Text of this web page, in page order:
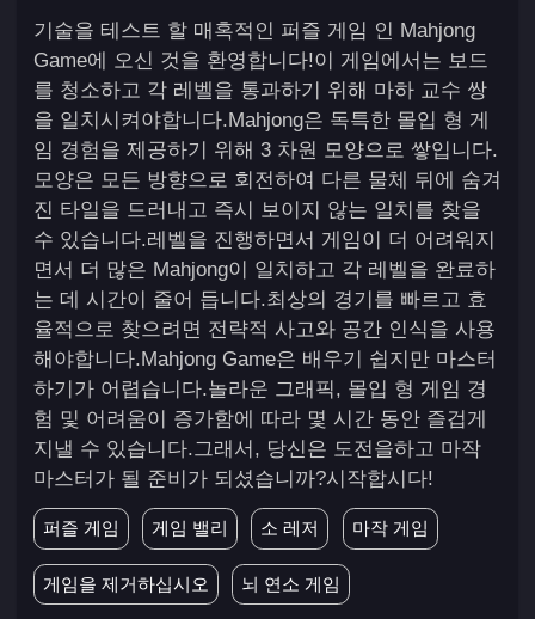
기술을 테스트 할 매혹적인 퍼즐 게임 인 Mahjong
Game에 오신 것을 환영합니다!이 게임에서는 보드
를 청소하고 각 레벨을 통과하기 위해 마하 교수 쌍
을 일치시켜야합니다.Mahjong은 독특한 몰입 형 게
임 경험을 제공하기 위해 3 차원 모양으로 쌓입니다.
모양은 모든 방향으로 회전하여 다른 물체 뒤에 숨겨
진 타일을 드러내고 즉시 보이지 않는 일치를 찾을
수 있습니다.레벨을 진행하면서 게임이 더 어려워지
면서 더 많은 Mahjong이 일치하고 각 레벨을 완료하
는 데 시간이 줄어 듭니다.최상의 경기를 빠르고 효
율적으로 찾으려면 전략적 사고와 공간 인식을 사용
해야합니다.Mahjong Game은 배우기 쉽지만 마스터
하기가 어렵습니다.놀라운 그래픽, 몰입 형 게임 경
험 및 어려움이 증가함에 따라 몇 시간 동안 즐겁게
지낼 수 있습니다.그래서, 당신은 도전을하고 마작
마스터가 될 준비가 되셨습니까?시작합시다!
퍼즐 게임 게임 밸리 소 레저 마작 게임
게임을 제거하십시오 뇌 연소 게임